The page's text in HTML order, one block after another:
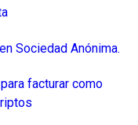
Sociedad Anónima.
facturar como